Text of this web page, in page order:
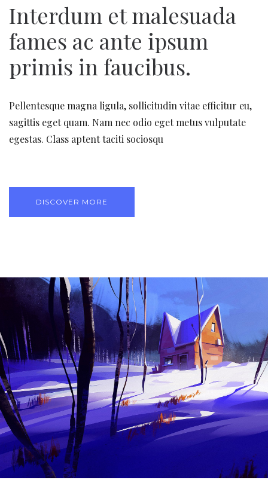
Interdum et malesuada
fames ac ante ipsum
primis in faucibus.
Pellentesque magna ligula, sollicitudin vitae efficitur eu,
sagittis eget quam. Nam nec odio eget metus vulputate
egestas. Class aptent taciti sociosqu
DISCOVER MORE